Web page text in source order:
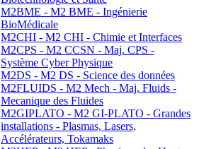
M2BME - M2 BME - Ingénierie
BioMédicale
M2CHI - M2 CHI - Chimie et Interfaces
M2CPS - M2 CCSN - Maj. CPS -
Système Cyber Physique
M2DS - M2 DS - Science des données
M2FLUIDS - M2 Mech - Maj. Fluids -
Mecanique des Fluides
M2GIPLATO - M2 GI-PLATO - Grandes
installations - Plasmas, Lasers,
Accélérateurs, Tokamaks